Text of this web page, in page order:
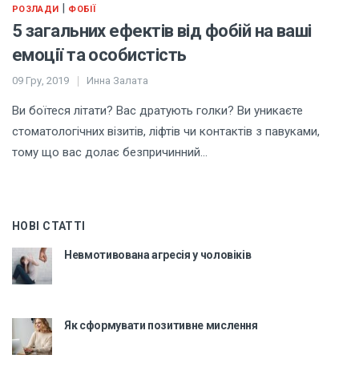
РОЗЛАДИ | ФОБІЇ
5 загальних ефектів від фобій на ваші
емоції та особистість
09 Гру, 2019 Инна Залата
Ви боїтеся літати? Вас дратують голки? Ви уникаєте
стоматологічних візитів, ліфтів чи контактів з павуками,
тому що вас долає безпричинний…
НОВІ СТАТТІ
Невмотивована агресія у чоловіків
Як сформувати позитивне мислення